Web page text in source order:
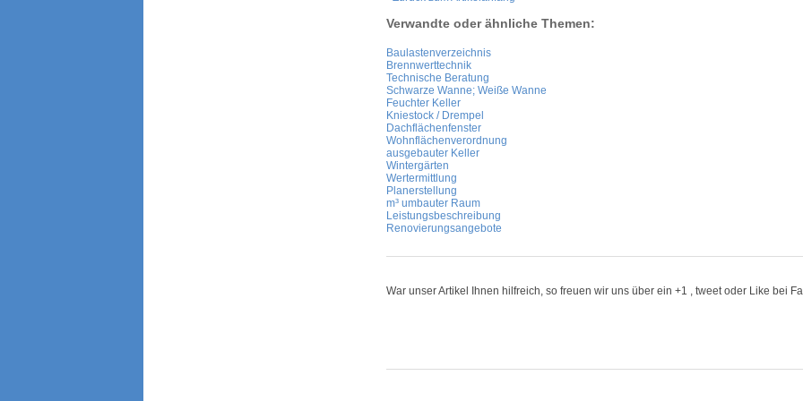
Verwandte oder ähnliche Themen:
Baulastenverzeichnis
Brennwerttechnik
Technische Beratung
Schwarze Wanne; Weiße Wanne
Feuchter Keller
Kniestock / Drempel
Dachflächenfenster
Wohnflächenverordnung
ausgebauter Keller
Wintergärten
Wertermittlung
Planerstellung
m³ umbauter Raum
Leistungsbeschreibung
Renovierungsangebote
War unser Artikel Ihnen hilfreich, so freuen wir uns über ein +1 , tweet oder Like bei